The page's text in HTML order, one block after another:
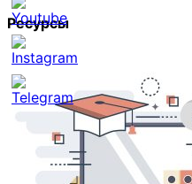
Set
Youtube
Channel
Ресурсы